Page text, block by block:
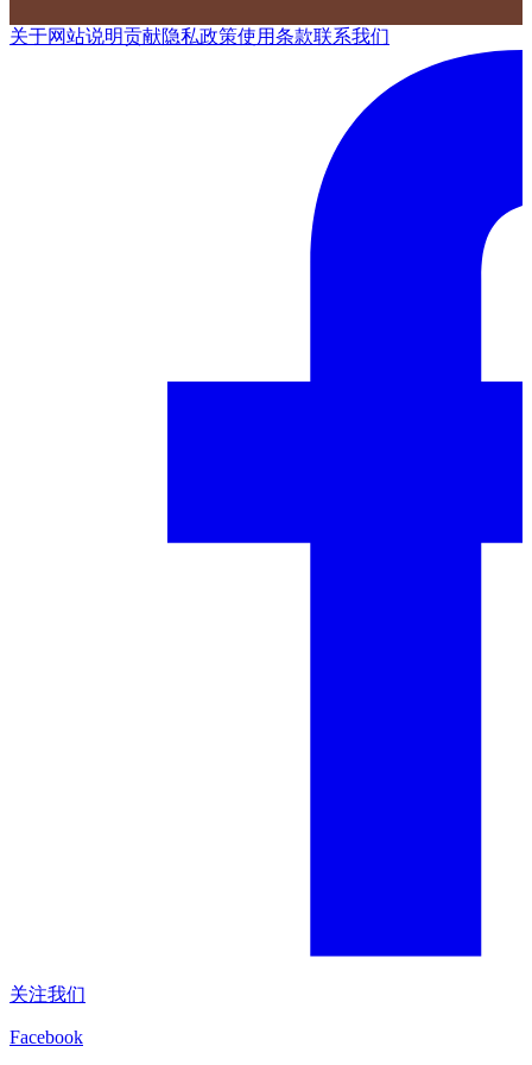
关于网站说明贡献隐私政策使用条款联系我们
关注我们
Facebook